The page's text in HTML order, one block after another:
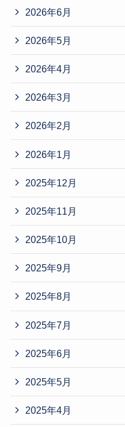
2026年6月
2026年5月
2026年4月
2026年3月
2026年2月
2026年1月
2025年12月
2025年11月
2025年10月
2025年9月
2025年8月
2025年7月
2025年6月
2025年5月
2025年4月